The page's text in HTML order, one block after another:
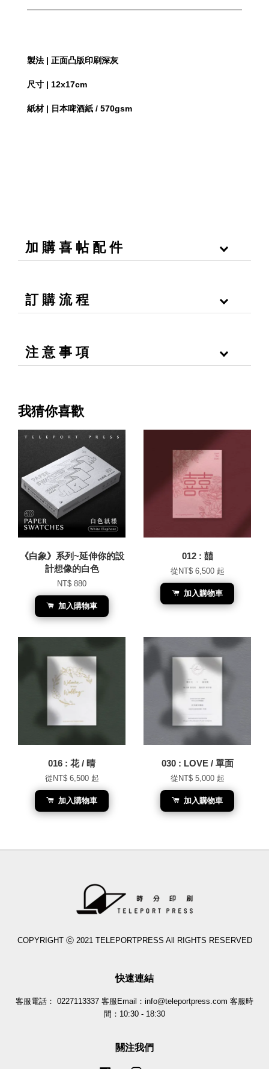
製法 | 正面凸版印刷深灰
尺寸 | 12x17cm
紙材 | 日本啤酒紙 / 570gsm
加 購 喜 帖 配 件
訂 購 流 程
注 意 事 項
我猜你喜歡
《白象》系列~延伸你的設
計想像的白色
NT$ 880
加入購物車
012 : 囍
從NT$ 6,500 起
加入購物車
016 : 花 / 晴
從NT$ 6,500 起
加入購物車
030 : LOVE / 單面
從NT$ 5,000 起
加入購物車
COPYRIGHT ⓒ 2021 TELEPORTPRESS All RIGHTS RESERVED
快速連結
客服電話： 0227113337 客服Email：info@teleportpress.com 客服時
間：10:30 - 18:30
關注我們